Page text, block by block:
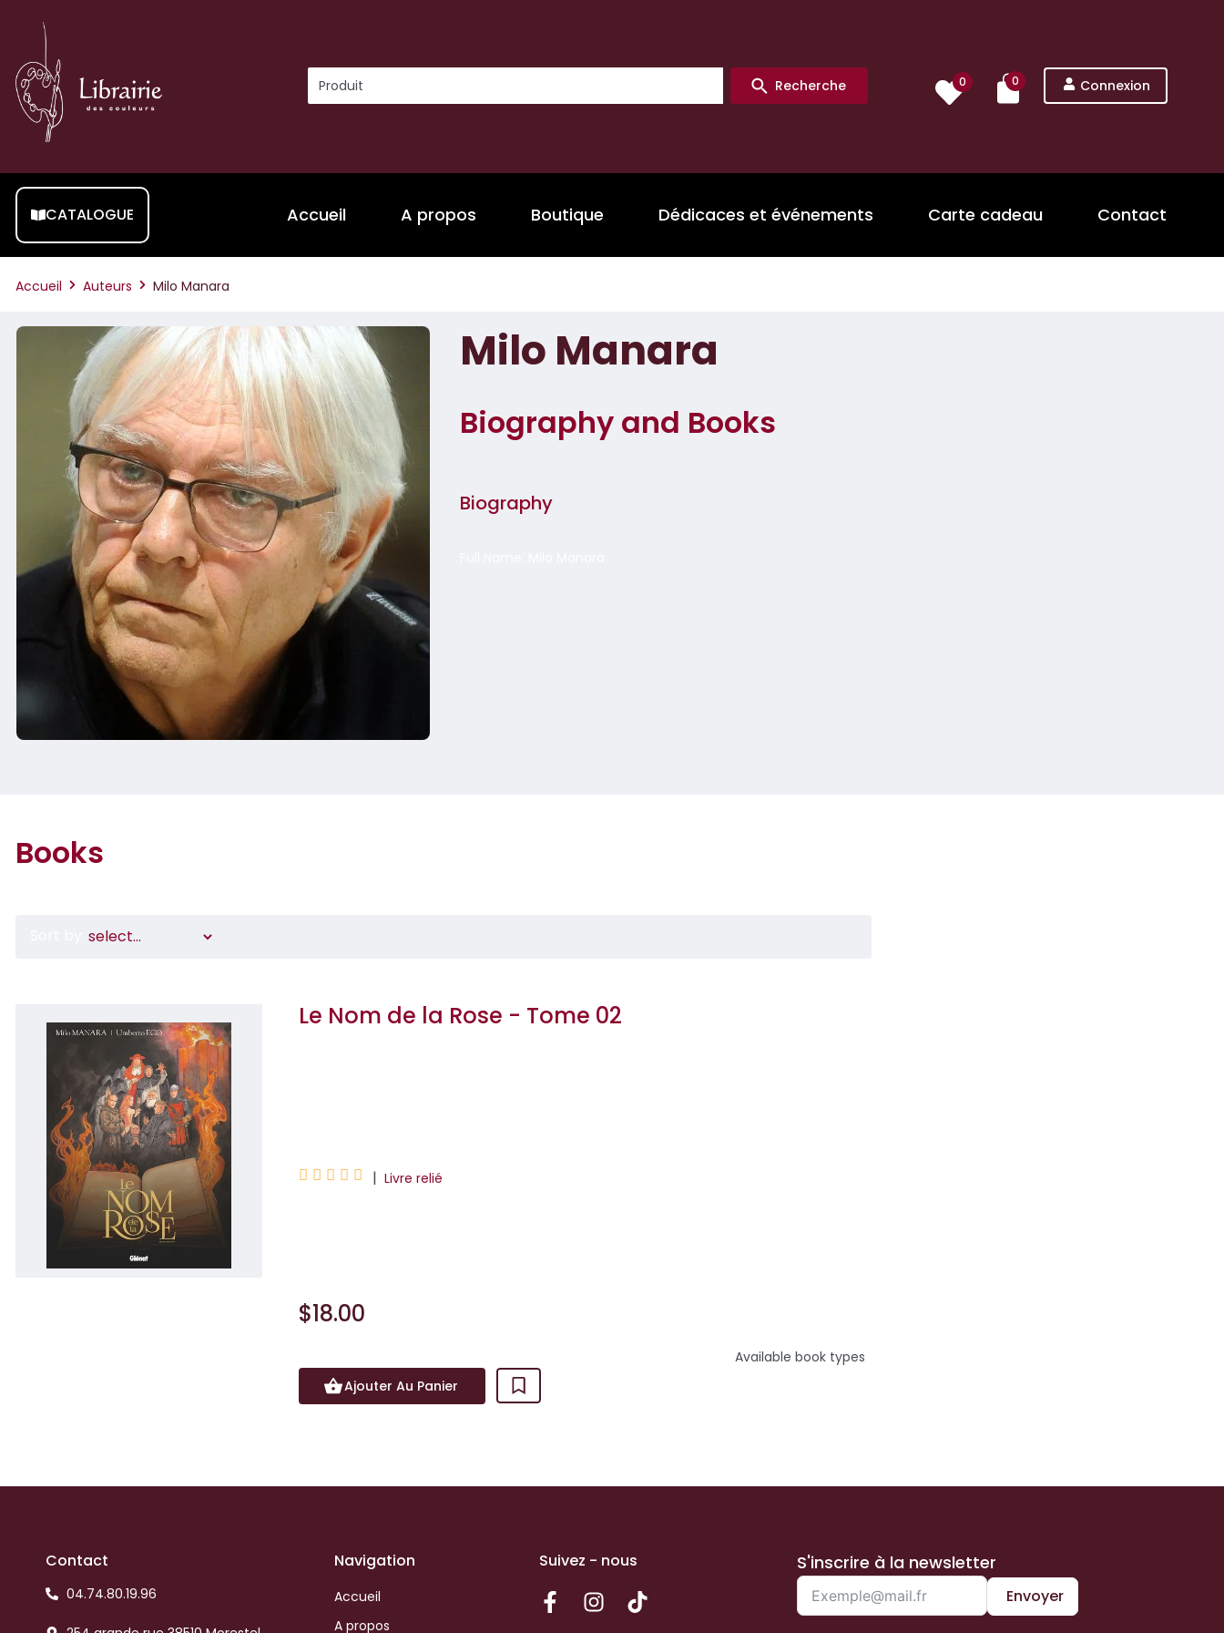
Recherche 0 0 Connexion
CATALOGUE Accueil A propos Boutique Dédicaces et événements Carte cadeau Contact
Accueil Auteurs Milo Manara
Milo Manara
Biography and Books
Biography
Books
Le Nom de la Rose - Tome 02
     | Livre relié
$18.00
Ajouter Au Panier
Available book types
Contact
04.74.80.19.96
Navigation
Accueil
A propos
Suivez - nous S'inscrire à la newsletter
Envoyer